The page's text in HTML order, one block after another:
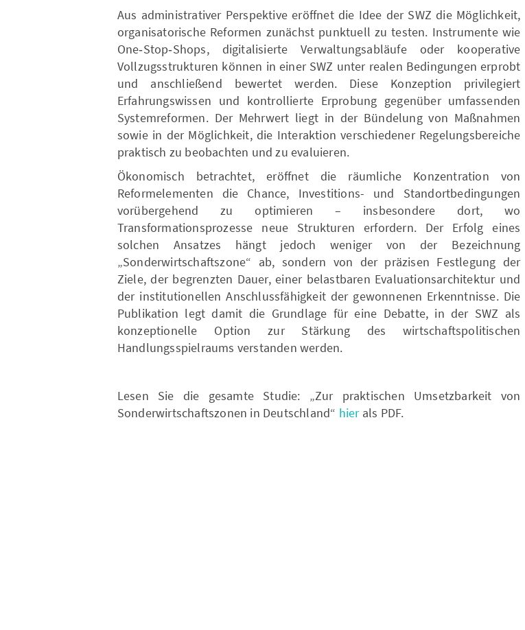
Aus administrativer Perspektive eröffnet die Idee der SWZ die Möglichkeit,
organisatorische Reformen zunächst punktuell zu testen. Instrumente wie
One‑Stop‑Shops, digitalisierte Verwaltungsabläufe oder kooperative
Vollzugsstrukturen können in einer SWZ unter realen Bedingungen erprobt
und anschließend bewertet werden. Diese Konzeption privilegiert
Erfahrungswissen und kontrollierte Erprobung gegenüber umfassenden
Systemreformen. Der Mehrwert liegt in der Bündelung von Maßnahmen
sowie in der Möglichkeit, die Interaktion verschiedener Regelungsbereiche
praktisch zu beobachten und zu evaluieren.
Ökonomisch betrachtet, eröffnet die räumliche Konzentration von
Reformelementen die Chance, Investitions- und Standortbedingungen
vorübergehend zu optimieren – insbesondere dort, wo
Transformationsprozesse neue Strukturen erfordern. Der Erfolg eines
solchen Ansatzes hängt jedoch weniger von der Bezeichnung
„Sonderwirtschaftszone“ ab, sondern von der präzisen Festlegung der
Ziele, der begrenzten Dauer, einer belastbaren Evaluationsarchitektur und
der institutionellen Anschlussfähigkeit der gewonnenen Erkenntnisse. Die
Publikation legt damit die Grundlage für eine Debatte, in der SWZ als
konzeptionelle Option zur Stärkung des wirtschaftspolitischen
Handlungsspielraums verstanden werden.
Lesen Sie die gesamte Studie: „Zur praktischen Umsetzbarkeit von
Sonderwirtschaftszonen in Deutschland“ hierals PDF.